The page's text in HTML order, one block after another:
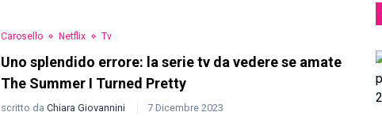
Carosello Netflix Tv
Uno splendido errore: la serie tv da vedere se amate
The Summer I Turned Pretty
scritto da Chiara Giovannini 7 Dicembre 2023